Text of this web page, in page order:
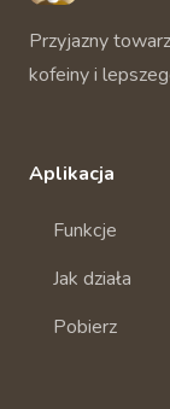
Przyjazny
kofeiny i
Aplikacja
Funkcje
Jak działa
Pobierz